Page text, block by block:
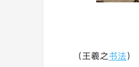
（王羲之书法）